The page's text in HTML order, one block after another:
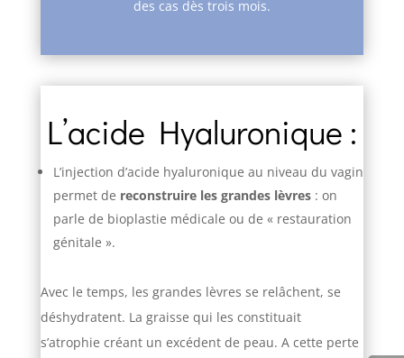
des cas dès trois mois.
L’acide Hyaluronique :
L’injection d’acide hyaluronique au niveau du vagin
permet de reconstruire les grandes lèvres : on
parle de bioplastie médicale ou de « restauration
génitale ».
Avec le temps, les grandes lèvres se relâchent, se
déshydratent. La graisse qui les constituait
s’atrophie créant un excédent de peau. A cette perte